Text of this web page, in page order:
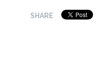
SHARE